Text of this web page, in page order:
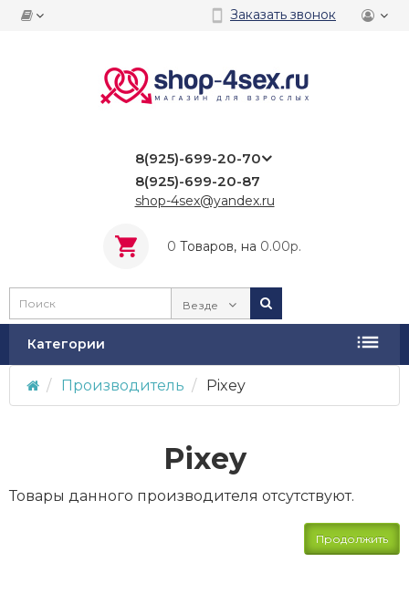
Заказать звонок
8(925)-699-20-70
8(925)-699-20-87
shop-4sex@yandex.ru
0 Tоваров, на 0.00р.
Везде
Категории
Производитель Pixey
Pixey
Товары данного производителя отсутствуют.
Продолжить